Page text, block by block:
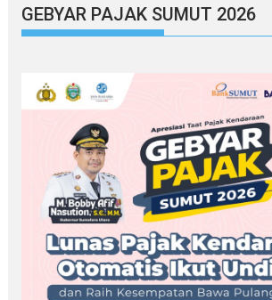
GEBYAR PAJAK SUMUT 2026